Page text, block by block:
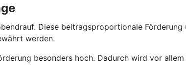
Diese beitragsproportionale
werden.
besonders hoch. Dadurch wird vor